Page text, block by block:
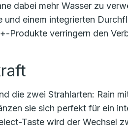
dabei mehr Wasser zu
und einem integrierten
Produkte verringern den
die zwei Strahlarten: Rain
sie sich perfekt für ein
Taste wird der Wechsel